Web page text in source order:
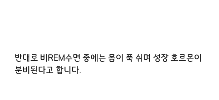
반대로 비REM수면 중에는 몸이 푹 쉬며 성장 호르몬이
분비된다고 합니다.